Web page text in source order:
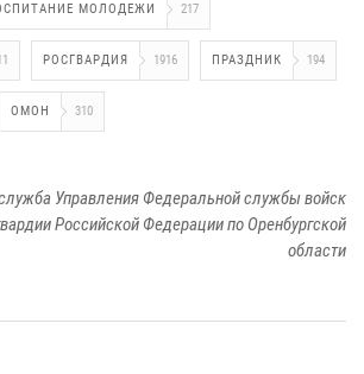
МОЛОДЕЖИ 217
РОСГВАРДИЯ 1916 ПРАЗДНИК 194
ОМОН 310
Управления Федеральной службы войск
Российской Федерации по Оренбургской
области